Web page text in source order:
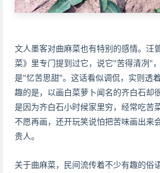
文人墨客对曲麻菜也有特别的感情。汪
菜》里专门提到过它，说它"苦得清冽"
是"忆苦思甜"。这话看似调侃，实则透
趣的是，以画白菜萝卜闻名的齐白石却
是因为齐白石小时候家里穷，经常吃苦
不愿再画，还开玩笑说怕把苦味画出来
贵人。
关于曲麻菜，民间流传着不少有趣的俗